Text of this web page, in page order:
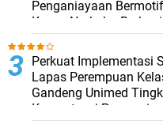
Penganiayaan
Kasus Narkoba
Perkuat Implementasi
Lapas Perempuan
Gandeng Unimed
Kompetensi Pegawai